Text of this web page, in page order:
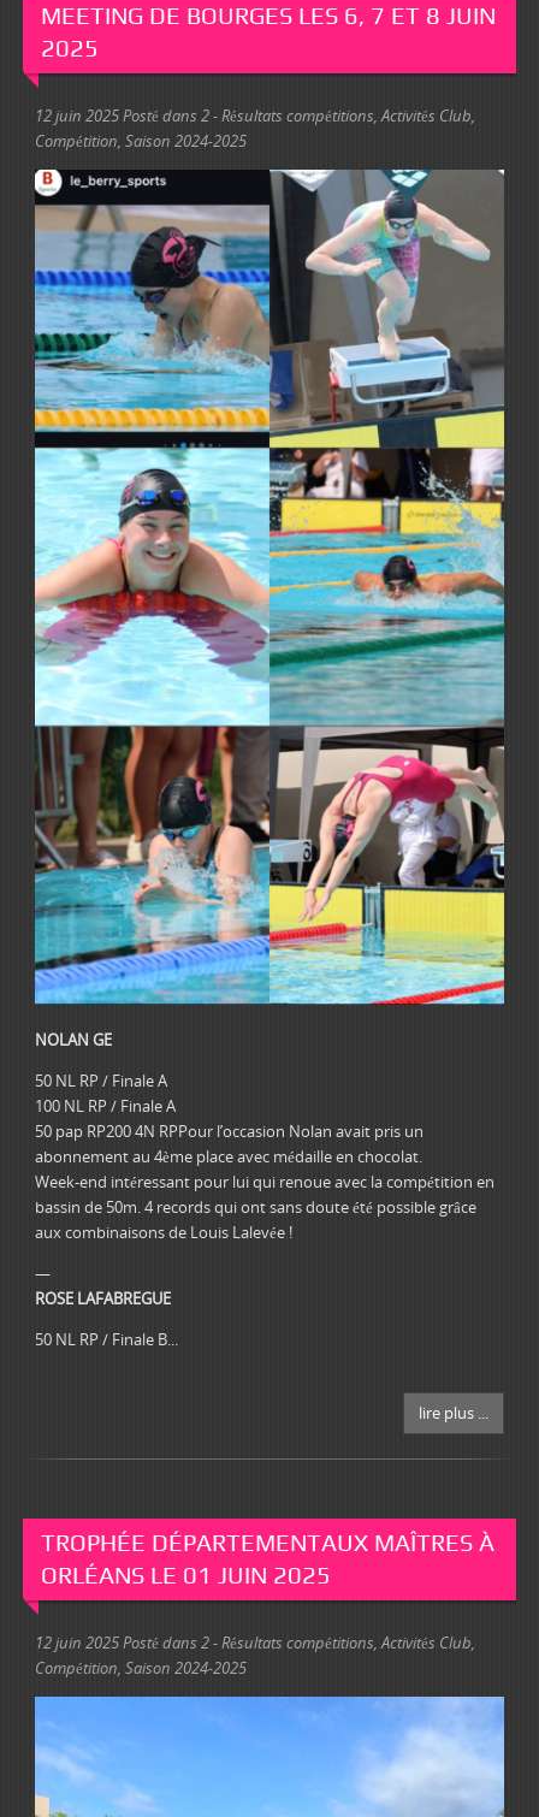
MEETING DE BOURGES LES 6, 7 ET 8 JUIN
2025
12 juin 2025Posté dans 2 - Résultats compétitions,Activités Club,
Compétition, Saison 2024-2025
NOLAN GE
50 NL RP / Finale A
100 NL RP / Finale A
50 pap RP200 4N RPPour l’occasion Nolan avait pris un
abonnement au 4ème place avec médaille en chocolat.
Week-end intéressant pour lui qui renoue avec la compétition en
bassin de 50m. 4 records qui ont sans doute été possible grâce
aux combinaisons de Louis Lalevée !
—
ROSE LAFABREGUE
50 NL RP / Finale B...
lire plus ...
TROPHÉE DÉPARTEMENTAUX MAÎTRES À
ORLÉANS LE 01 JUIN 2025
12 juin 2025Posté dans 2 - Résultats compétitions,Activités Club,
Compétition, Saison 2024-2025